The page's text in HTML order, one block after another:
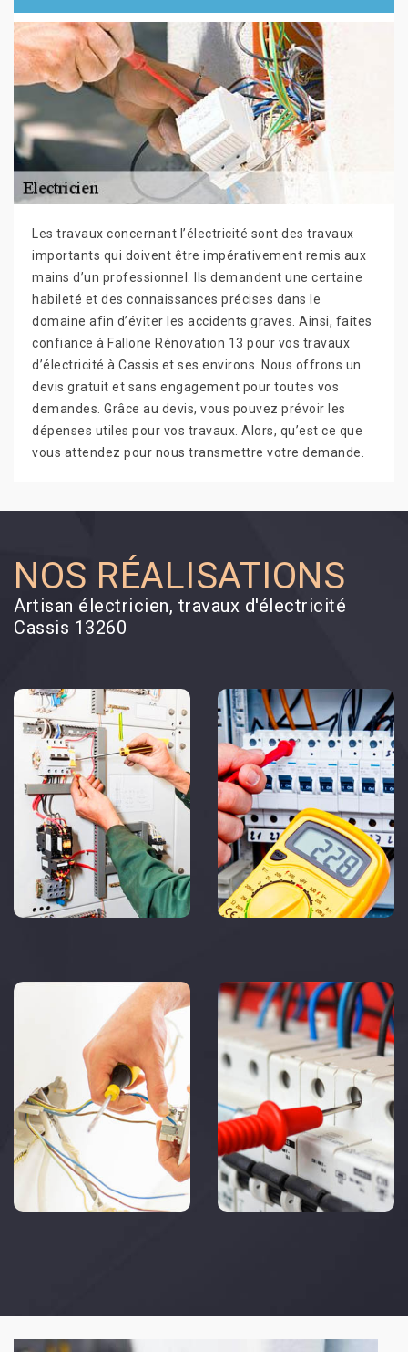
Les travaux concernant l’électricité sont des travaux
importants qui doivent être impérativement remis aux
mains d’un professionnel. Ils demandent une certaine
habileté et des connaissances précises dans le
domaine afin d’éviter les accidents graves. Ainsi, faites
confiance à Fallone Rénovation 13 pour vos travaux
d’électricité à Cassis et ses environs. Nous offrons un
devis gratuit et sans engagement pour toutes vos
demandes. Grâce au devis, vous pouvez prévoir les
dépenses utiles pour vos travaux. Alors, qu’est ce que
vous attendez pour nous transmettre votre demande.
NOS RÉALISATIONS
Artisan électricien, travaux d'électricité
Cassis 13260